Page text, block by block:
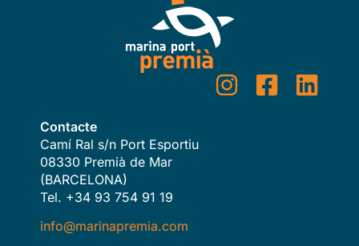
Contacte
Camí Ral s/n Port Esportiu
08330 Premià de Mar
(BARCELONA)
Tel. +34 93 754 91 19
info@marinapremia.com